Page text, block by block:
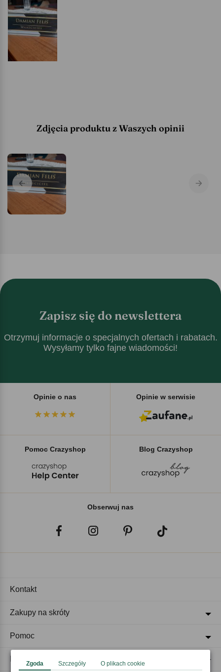
Zdjęcia produktu z Waszych opinii
Zapisz się do newslettera
Otrzymuj informacje o specjalnych ofertach i rabatach.
Wysyłamy tylko fajne wiadomości!
Opinie o nas Opinie w serwisie
Pomoc Crazyshop Blog Crazyshop
Obserwuj nas
Kontakt
Zakupy na skróty
Pomoc
Regulaminy
Zgoda Szczegóły O plikach cookie